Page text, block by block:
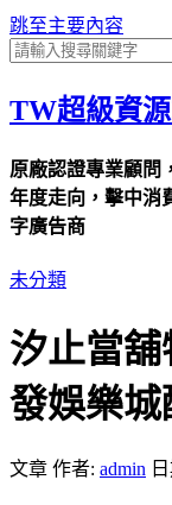
跳至主要內容
TW超級資
原廠認證專業顧問
年度走向，擊中消
字廣告商
未分類
汐止當
發娛樂
文章 作者: admin